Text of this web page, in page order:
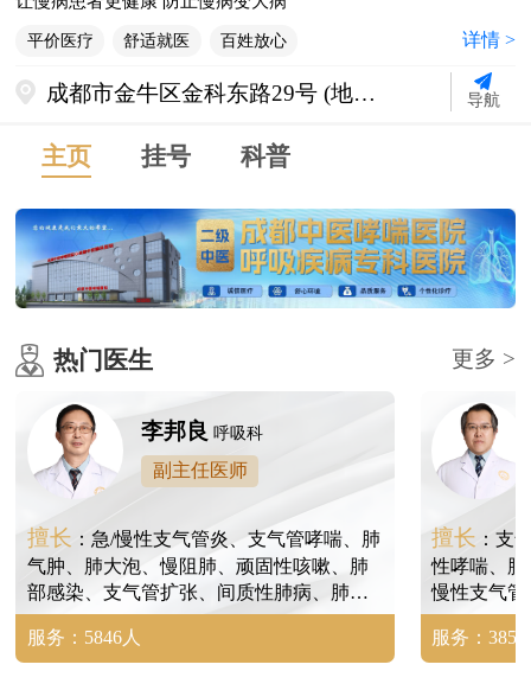
平价医疗 舒适就医 百姓放心 详情 >
成都市金牛区金科东路29号 (地铁2
导航
主页 挂号 科普
热门医生 更多 >
李邦良 呼吸科
副主任医师
擅长 ：急/慢性支气管炎、支气管哮喘、肺
气肿、肺大泡、慢阻肺、顽固性咳嗽、肺
部感染、支气管扩张、间质性肺病、肺间
质纤维化、尘肺、矽肺、肺结节等。
服务：5846人
擅长 ：支
性哮喘、
慢性支气
病、肺炎
尘肺、矽
服务：3854